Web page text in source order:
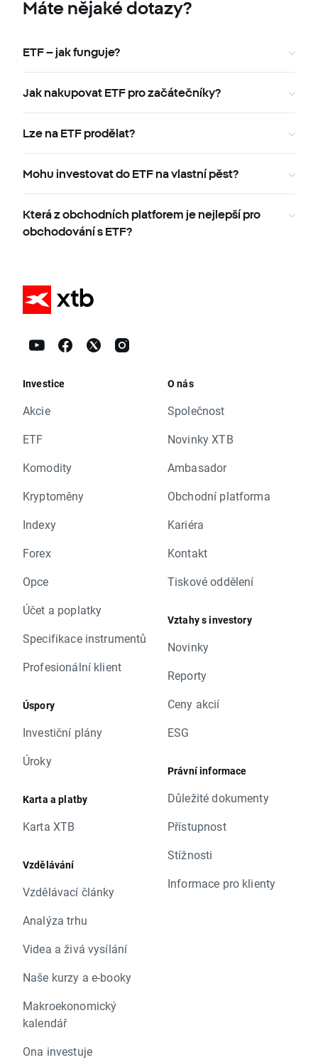
Máte nějaké dotazy?
ETF – jak funguje?
Jak nakupovat ETF pro začátečníky?
Lze na ETF prodělat?
Mohu investovat do ETF na vlastní pěst?
Která z obchodních platforem je nejlepší pro
obchodování s ETF?
Investice
Akcie
ETF
Komodity
Kryptoměny
Indexy
Forex
Opce
Účet a poplatky
Specifikace instrumentů
Profesionální klient
Úspory
Investiční plány
Úroky
Karta a platby
Karta XTB
Vzdělávání
Vzdělávací články
Analýza trhu
Videa a živá vysílání
Naše kurzy a e-booky
Makroekonomický
kalendář
Ona investuje
O nás
Společnost
Novinky XTB
Ambasador
Obchodní platforma
Kariéra
Kontakt
Tiskové oddělení
Vztahy s investory
Novinky
Reporty
Ceny akcií
ESG
Právní informace
Důležité dokumenty
Přístupnost
Stížnosti
Informace pro klienty